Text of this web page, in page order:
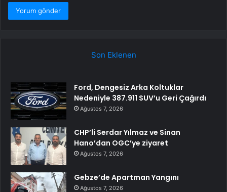
Son Eklenen
Ford, Dengesiz Arka Koltuklar
Nedeniyle 387.911 SUV’u Geri Çağırdı
Ağustos 7, 2026
CHP’li Serdar Yılmaz ve Sinan
Hano’dan OGC’ye ziyaret
Ağustos 7, 2026
Gebze’de Apartman Yangını
Ağustos 7, 2026